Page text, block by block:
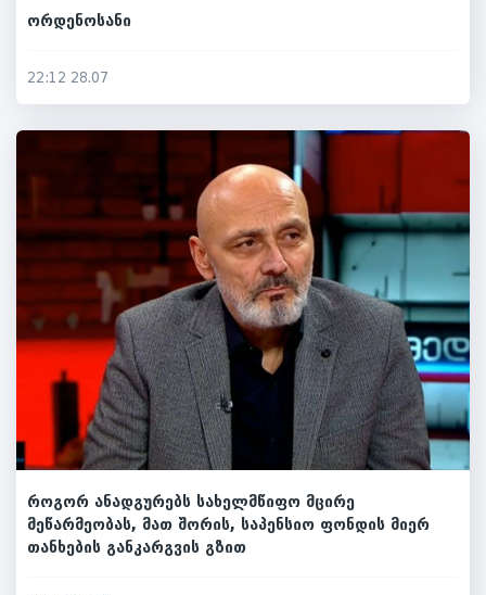
ორდენოსანი
22:12 28.07
როგორ ანადგურებს სახელმწიფო მცირე
მეწარმეობას, მათ შორის, საპენსიო ფონდის მიერ
თანხების განკარგვის გზით